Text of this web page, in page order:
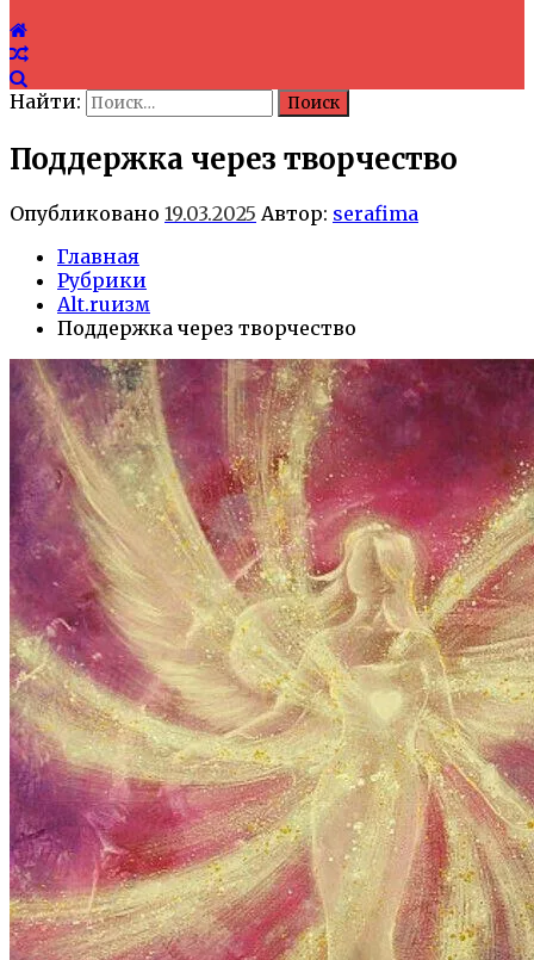
Найти:
Поддержка через творчество
Опубликовано 19.03.2025 Автор: serafima
Главная
Рубрики
Alt.ruизм
Поддержка через творчество